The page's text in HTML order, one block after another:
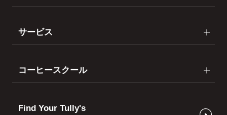
サービス
コーヒースクール
Find Your Tully's